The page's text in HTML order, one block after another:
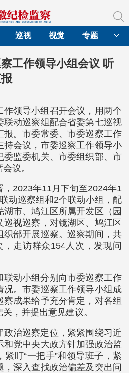
巡视 视觉 专题
工作领导小组会议 听
作领导小组召开会议，用两个
联动巡察组配合省委第七巡视
报。市委常委、市委巡察工作
持会议，市委巡察工作领导小
委监委机关、市委组织部、市
议。
，2023年11月下旬至2024年1
动巡察组和2个联动小组，配
市、鸠江区所属开发区（园
巡视巡察，对镜湖区、鸠江区
织部开展巡察。巡察期间，共
走访群众154人次，发现问
联动小组分别向市委巡察工作
况。市委巡察工作领导小组成
察成果给予充分肯定，对各组
，并提出意见建议。
政治巡察定位，紧紧围绕习近
和党中央大政方针加强政治监
盯“一把手”和领导班子，紧
，深入查找政治偏差及突出问